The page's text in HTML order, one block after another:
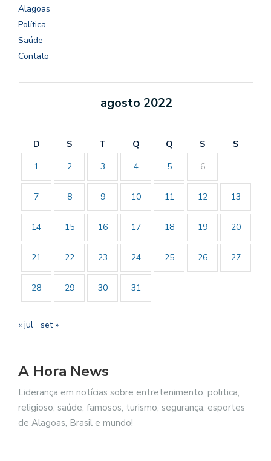
Alagoas
Política
Saúde
Contato
agosto 2022
D S T Q Q S
S
1
2 3 4 5 6
7 8 9 10 11 12 13
14 15 16 17 18 19 20
21 22 23 24 25 26 27
28 29 30 31
« jul set »
A Hora News
Liderança em notícias sobre entretenimento, politica,
religioso, saúde, famosos, turismo, segurança, esportes
de Alagoas, Brasil e mundo!